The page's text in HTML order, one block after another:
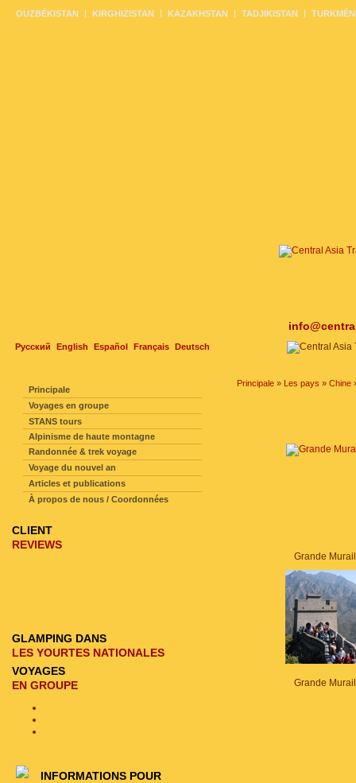
Русский English Español Français Deutsch
OUZBÉKISTAN KIRGHIZISTAN KAZAKHSTAN TADJIKISTAN
Principale » Les pays » Chine
Grande
Grande
Principale
Voyages en groupe
STANS tours
Alpinisme de haute montagne
Randonnée & trek voyage
Voyage du nouvel an
Articles et publications
À propos de nous / Coordonnées
CLIENT
REVIEWS
GLAMPING DANS
LES YOURTES NATIONALES
VOYAGES
EN GROUPE
INFORMATIONS POUR